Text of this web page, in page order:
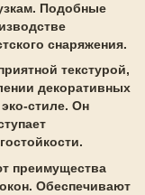
Подобные
снаряжения.
текстурой,
декоративных
стиле. Он
преимущества
Обеспечивают